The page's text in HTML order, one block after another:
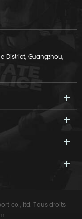
District, Guangzhou,
co., ltd. Tous droits